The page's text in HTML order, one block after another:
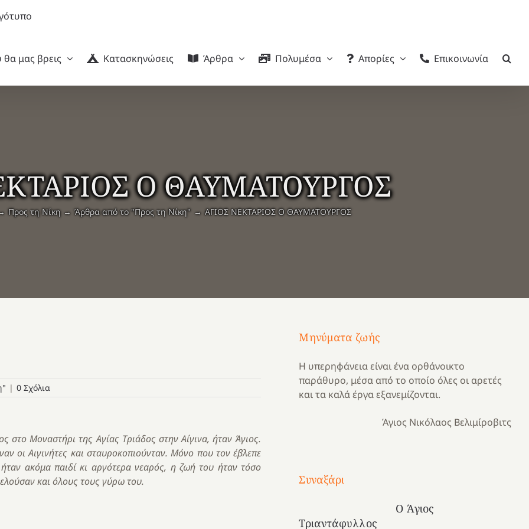
μας βρεις
Κατασκηνώσεις Άρθρα Πολυμέσα Απορίες Επικοινωνία
Ο ΘΑΥΜΑΤΟΥΡΓΟΣ
Προς τη Νίκη Άρθρα από το "Προς τη Νίκη" ΑΓΙΟΣ ΝΕΚΤΑΡΙΟΣ Ο ΘΑΥΜΑΤΟΥΡΓΟΣ
| 0 Σχόλια
στο Μοναστήρι της Αγίας Τριάδος στην Αίγινα, ήταν Άγιος.
οι Αιγινήτες και σταυροκοπιούνταν. Μόνο που τον έβλεπε
ακόμα παιδί κι αργότερα νεαρός, η ζωή του ήταν τόσο
και όλους τους γύρω του.
Μηνύματα ζωής
Η υπερηφάνεια είναι ένα ορθάνοικτο
παράθυρο, μέσα από το οποίο όλες οι αρετές
και τα καλά έργα εξανεμίζονται.
Άγιος Νικόλαος Βελιμίροβιτς
Συναξάρι
Ο Άγιος
Τριαντάφυλλος
Μια
και
Κατασκηνωτικές